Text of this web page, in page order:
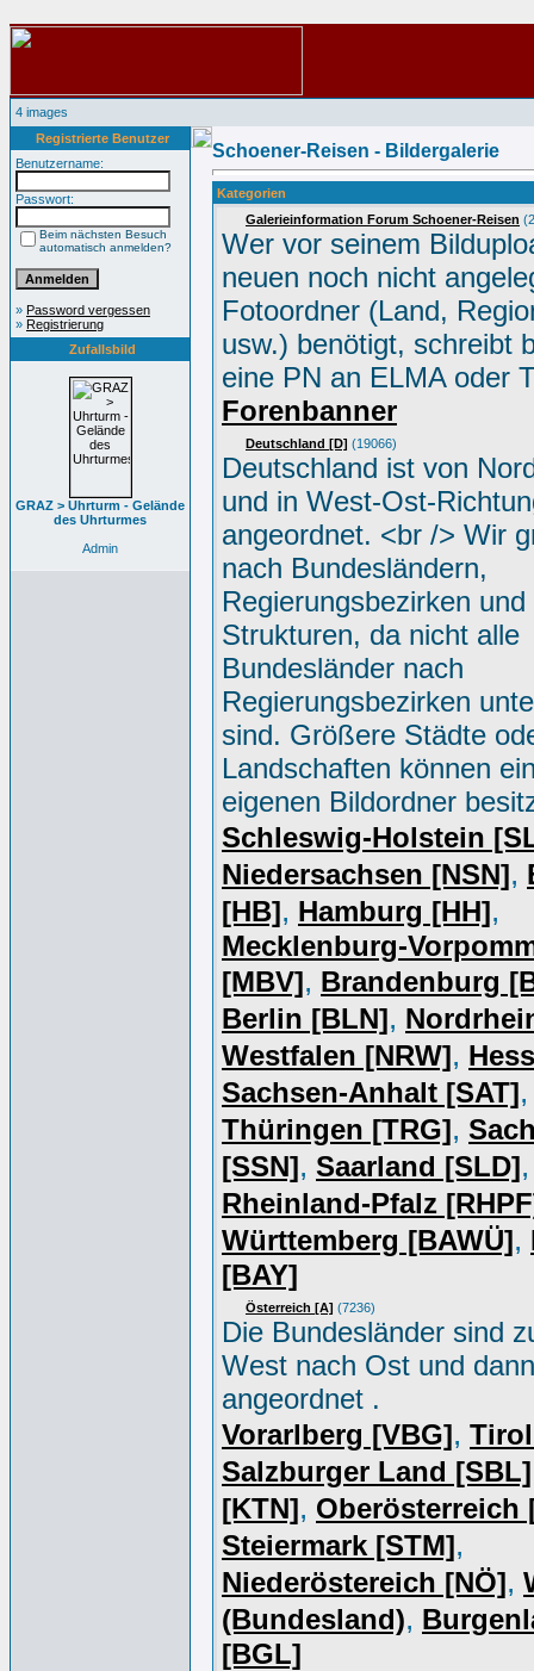
4 images
Registrierte Benutzer
Benutzername:
Passwort:
Beim nächsten Besuch
automatisch anmelden?
» Password vergessen
» Registrierung
Zufallsbild
GRAZ > Uhrturm - Gelände
des Uhrturmes
Admin
Schoener-Reisen - Bildergalerie
Kategorien
Galerieinformation Forum Schoener-Reisen
Wer vor seinem
neuen noch nicht
Fotoordner (Land,
usw.) benötigt, schreibt
eine PN an ELMA oder
Forenbanner
Deutschland [D] (19066)
Deutschland ist von
und in West-Ost-
angeordnet. <br /> Wir
nach Bundesländern,
Regierungsbezirken
Strukturen, da nicht alle
Bundesländer nach
Regierungsbezirken
sind. Größere Städte
Landschaften können
eigenen Bildordner
Schleswig-Holstein
Niedersachsen [NSN],
[HB], Hamburg [HH],
Mecklenburg-
[MBV], Brandenburg
Berlin [BLN],
Westfalen [NRW],
Sachsen-Anhalt [SAT],
Thüringen [TRG],
[SSN], Saarland [SLD],
Rheinland-Pfalz
Württemberg [BAWÜ],
[BAY]
Österreich [A] (7236)
Die Bundesländer sind
West nach Ost und
angeordnet .
Vorarlberg [VBG],
Salzburger Land [SBL]
[KTN], Oberösterreich
Steiermark [STM],
Niederöstereich [NÖ],
(Bundesland),
[BGL]